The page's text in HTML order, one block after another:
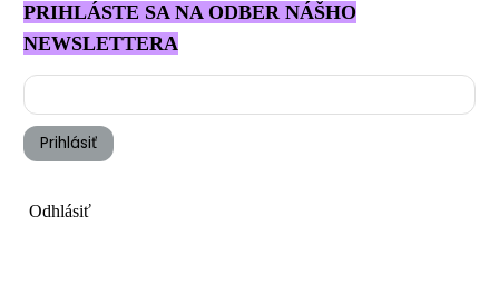
PRIHLÁSTE SA NA ODBER NÁŠHO
NEWSLETTERA
Prihlásiť
Odhlásiť